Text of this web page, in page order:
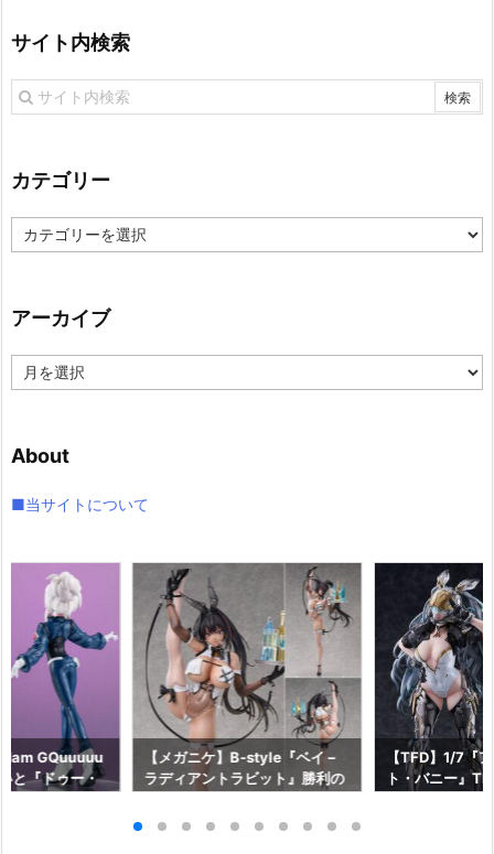
サイト内検索
カテゴリー
カ
テ
ー
アーカイブ
ー
ブ
About
■当サイトについて
GQuuuuu
と『ドゥー・
【メガニケ】B-style『ベイ –
ラディアントラビット』勝利の
約【フリーイング】より2026
【TFD】1/7『
ト・バニー』